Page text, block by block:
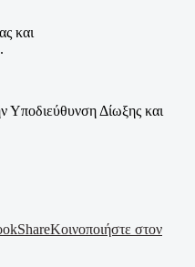
και
.
Υποδιεύθυνση Δίωξης και
ShareΚοινοποιήστε στον